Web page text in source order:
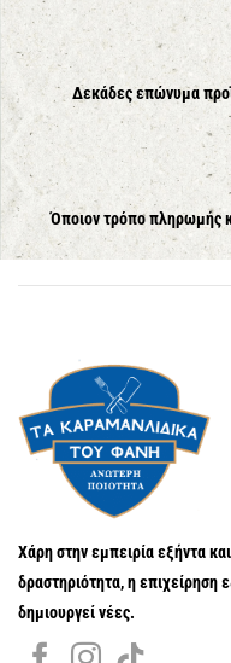
Δεκάδες επώνυμα
Όποιον τρόπο πληρωμής
Χάρη στην εμπειρία εξήντα
δραστηριότητα, η επιχείρηση
δημιουργεί νέες.